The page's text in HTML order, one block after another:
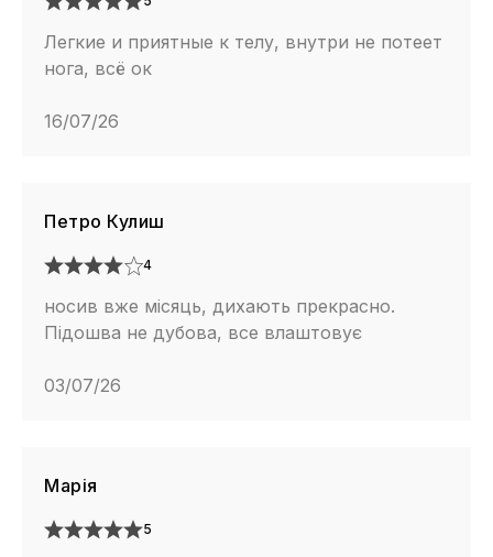
Легкие и приятные к телу, внутри не потеет
нога, всё ок
16/07/26
Петро Кулиш
4
носив вже місяць, дихають прекрасно.
Підошва не дубова, все влаштовує
03/07/26
Марія
5